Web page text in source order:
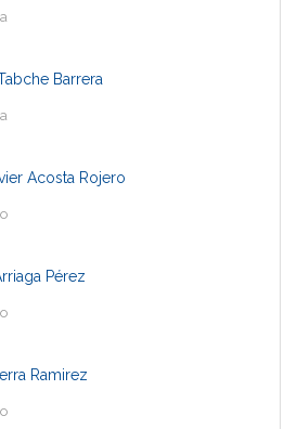
Barrera
Acosta Rojero
Pérez
Ramirez